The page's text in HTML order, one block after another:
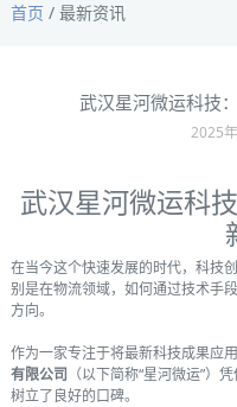
首页 / 最新资讯
武汉星河微运科技
2025
武汉星河微运科
在当今这个快速发展的时代，科技
别是在物流领域，如何通过技术手
方向。
作为一家专注于将最新科技成果应
有限公司 （以下简称“星河微运”）
树立了良好的口碑。